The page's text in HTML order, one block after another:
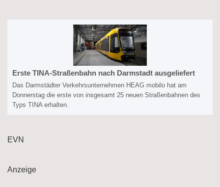
Erste TINA-Straßenbahn nach Darmstadt ausgeliefert
Das Darmstädter Verkehrsunternehmen HEAG mobilo hat am
Donnerstag die erste von insgesamt 25 neuen Straßenbahnen des
Typs TINA erhalten.
EVN
Anzeige